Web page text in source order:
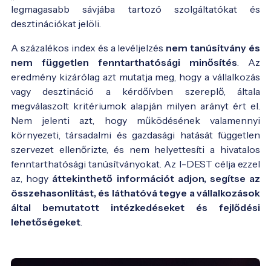
legmagasabb sávjába tartozó szolgáltatókat és
desztinációkat jelöli.
A százalékos index és a levéljelzés nem tanúsítvány és
nem független fenntarthatósági minősítés . Az
eredmény kizárólag azt mutatja meg, hogy a vállalkozás
vagy desztináció a kérdőívben szereplő, általa
megválaszolt kritériumok alapján milyen arányt ért el.
Nem jelenti azt, hogy működésének valamennyi
környezeti, társadalmi és gazdasági hatását független
szervezet ellenőrizte, és nem helyettesíti a hivatalos
fenntarthatósági tanúsítványokat. Az I-DEST célja ezzel
az, hogy áttekinthető információt adjon, segítse az
összehasonlítást, és láthatóvá tegye a vállalkozások
által bemutatott intézkedéseket és fejlődési
lehetőségeket